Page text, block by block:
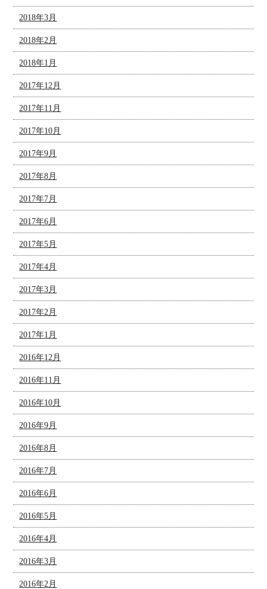
2018年3月
2018年2月
2018年1月
2017年12月
2017年11月
2017年10月
2017年9月
2017年8月
2017年7月
2017年6月
2017年5月
2017年4月
2017年3月
2017年2月
2017年1月
2016年12月
2016年11月
2016年10月
2016年9月
2016年8月
2016年7月
2016年6月
2016年5月
2016年4月
2016年3月
2016年2月